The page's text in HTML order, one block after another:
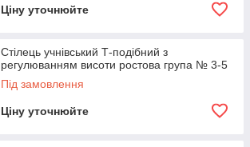
Ціну уточнюйте
Стілець учнівський Т-подібний з
регулюванням висоти ростова група № 3-5
Під замовлення
Ціну уточнюйте